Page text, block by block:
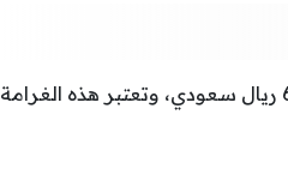
تتراوح مخالفة قطع الإشارة الحمراء التي يسجلها نظام ساهر بين 3000 و6000 ريال سعودي، وتعتبر هذه الغرامة